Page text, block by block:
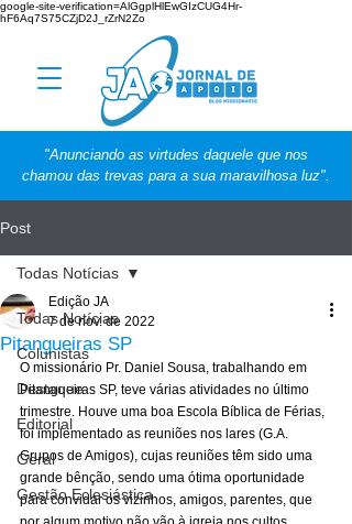
google-site-verification=AlGgplHlEwGIzCUG4Hr-
hF6Aq7S75CZjD2J_rZrN2Zo
"Anunciando as virtudes daquele que nos
chamou das trevas para a sua maravilhosa luz".
Post
Todas Notícias
Colunistas
Destaque
Editorial
Geral
Gestão Eclesiástica
Todas Notícias
Pitangueiras SP
Edição JA
7 de nov. de 2022
O missionário Pr. Daniel Sousa, trabalhando em
Pitangueiras SP, teve várias atividades no último
trimestre. Houve uma boa Escola Bíblica de Férias,
foi implementado as reuniões nos lares (G.A.
Grupos de Amigos), cujas reuniões têm sido uma
grande bênção, sendo uma ótima oportunidade
para convidar os vizinhos, amigos, parentes, que